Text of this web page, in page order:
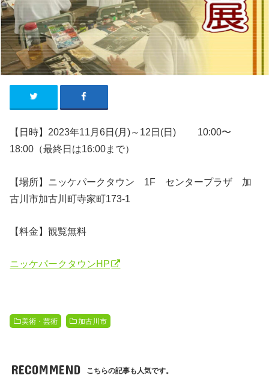
【日時】2023年11月6日(月)～12日(日) 10:00〜
18:00（最終日は16:00まで）
【場所】ニッケパークタウン 1F センタープラザ 加
古川市加古川町寺家町173-1
【料金】観覧無料
ニッケパークタウンHP
美術・芸術 加古川市
RECOMMEND こちらの記事も人気です。